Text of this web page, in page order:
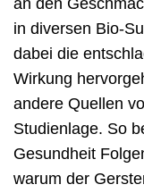
in diversen Bio-
dabei die
Wirkung
andere Quellen
Studienlage. So
Gesundheit
warum der